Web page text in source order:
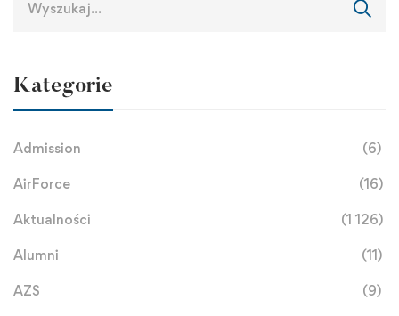
Kategorie
Admission (6)
AirForce (16)
Aktualności (1 126)
Alumni (11)
AZS (9)